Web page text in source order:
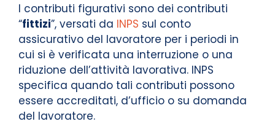
I contributi figurativi sono dei contributi
“fittizi”, versati da INPS sul conto
assicurativo del lavoratore per i periodi in
cui si è verificata una interruzione o una
riduzione dell’attività lavorativa. INPS
specifica quando tali contributi possono
essere accreditati, d’ufficio o su domanda
del lavoratore.